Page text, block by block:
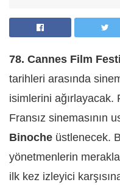
78. Cannes Film
tarihleri arasında
isimlerini ağırlayacak.
Fransız sinemasının
Binoche üstlenecek.
yönetmenlerin
ilk kez izleyici